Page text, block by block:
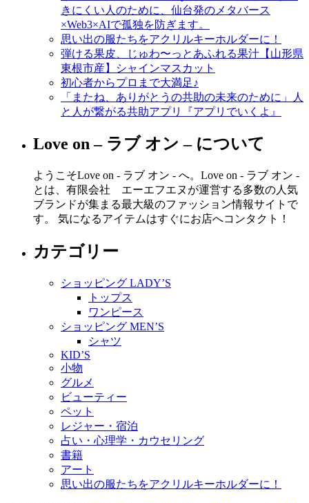
きにくい人のために、仙台発のメタバース
×Web3×AIで孤独を防ぎます。
思い出の服たちをアクリルキーホルダーに！
弾ける果皮、じゅわ〜っとあふれる果汁【山形県
東根市産】シャインマスカット
初心者からプロまで大満足♪
「またね、ありがとうの共助の未来のために」人
と人が繋がる共助アプリ『アプリでいくよ』
Love on – ラブ オン – について
ようこそLove on - ラブ オン - へ。Love on - ラブ オン -
とは、有限会社 エーエフエヌが運営する多数の人気
ブランドが集まる最大級のファッション情報サイトで
す。 気になるアイテムはすぐにお店へコンタクト！
カテゴリー
ショッピング LADY’S
トップス
ワンピース
ショッピング MEN’S
シャツ
KID’S
小物
グルメ
ビューティー
ペット
レジャー・宿泊
占い・心理学・カウセリング
書籍
アート
思い出の服たちをアクリルキーホルダーに！